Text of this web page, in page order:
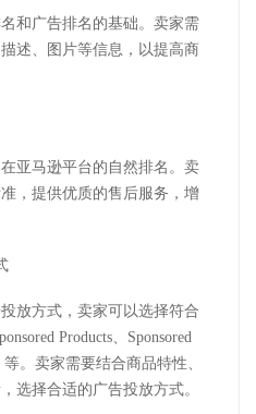
和广告排名的基础。卖家需
述、图片等信息，以提高商
亚马逊平台的自然排名。卖
，提供优质的售后服务，增
放方式，卖家可以选择符合
Products、Sponsored
等。卖家需要结合商品特性、
选择合适的广告投放方式。